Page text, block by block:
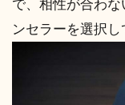
で、相性が合わ
ンセラーを選択し